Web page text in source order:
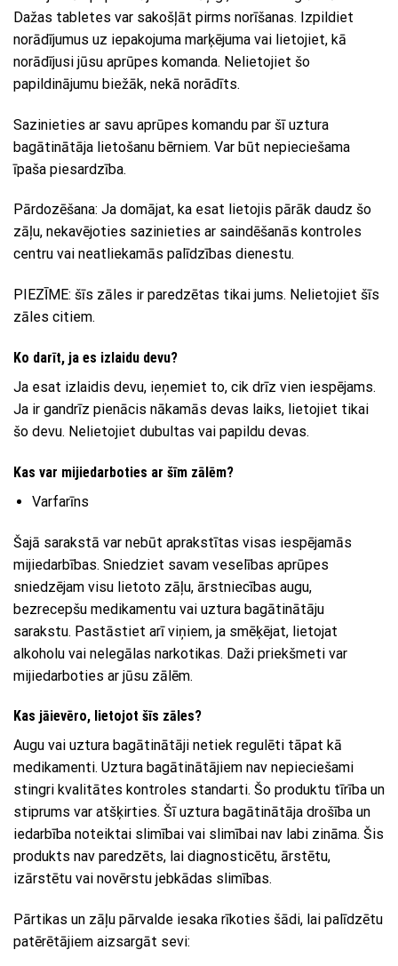
Dažas tabletes var sakošļāt pirms norīšanas. Izpildiet
norādījumus uz iepakojuma marķējuma vai lietojiet, kā
norādījusi jūsu aprūpes komanda. Nelietojiet šo
papildinājumu biežāk, nekā norādīts.
Sazinieties ar savu aprūpes komandu par šī uztura
bagātinātāja lietošanu bērniem. Var būt nepieciešama
īpaša piesardzība.
Pārdozēšana: Ja domājat, ka esat lietojis pārāk daudz šo
zāļu, nekavējoties sazinieties ar saindēšanās kontroles
centru vai neatliekamās palīdzības dienestu.
PIEZĪME: šīs zāles ir paredzētas tikai jums. Nelietojiet šīs
zāles citiem.
Ko darīt, ja es izlaidu devu?
Ja esat izlaidis devu, ieņemiet to, cik drīz vien iespējams.
Ja ir gandrīz pienācis nākamās devas laiks, lietojiet tikai
šo devu. Nelietojiet dubultas vai papildu devas.
Kas var mijiedarboties ar šīm zālēm?
Varfarīns
Šajā sarakstā var nebūt aprakstītas visas iespējamās
mijiedarbības. Sniedziet savam veselības aprūpes
sniedzējam visu lietoto zāļu, ārstniecības augu,
bezrecepšu medikamentu vai uztura bagātinātāju
sarakstu. Pastāstiet arī viņiem, ja smēķējat, lietojat
alkoholu vai nelegālas narkotikas. Daži priekšmeti var
mijiedarboties ar jūsu zālēm.
Kas jāievēro, lietojot šīs zāles?
Augu vai uztura bagātinātāji netiek regulēti tāpat kā
medikamenti. Uztura bagātinātājiem nav nepieciešami
stingri kvalitātes kontroles standarti. Šo produktu tīrība un
stiprums var atšķirties. Šī uztura bagātinātāja drošība un
iedarbība noteiktai slimībai vai slimībai nav labi zināma. Šis
produkts nav paredzēts, lai diagnosticētu, ārstētu,
izārstētu vai novērstu jebkādas slimības.
Pārtikas un zāļu pārvalde iesaka rīkoties šādi, lai palīdzētu
patērētājiem aizsargāt sevi: